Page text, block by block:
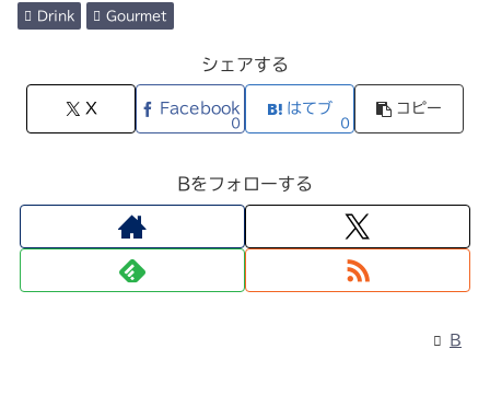
Drink Gourmet
シェアする
X Facebook
0
はてブ
0
コピー
Bをフォローする
B